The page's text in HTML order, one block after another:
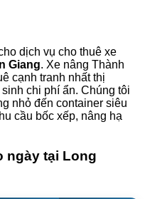
dịch vụ cho thuê xe
Giang. Xe nâng Thành
cạnh tranh nhất thị
chi phí ẩn. Chúng tôi
nhỏ đến container siêu
cầu bốc xếp, nâng hạ
ngày tại Long